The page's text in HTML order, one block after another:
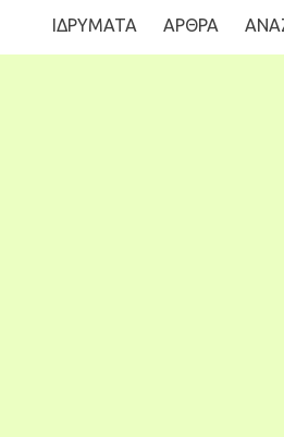
ΙΔΡΥΜΑΤΑ AΡΘΡΑ